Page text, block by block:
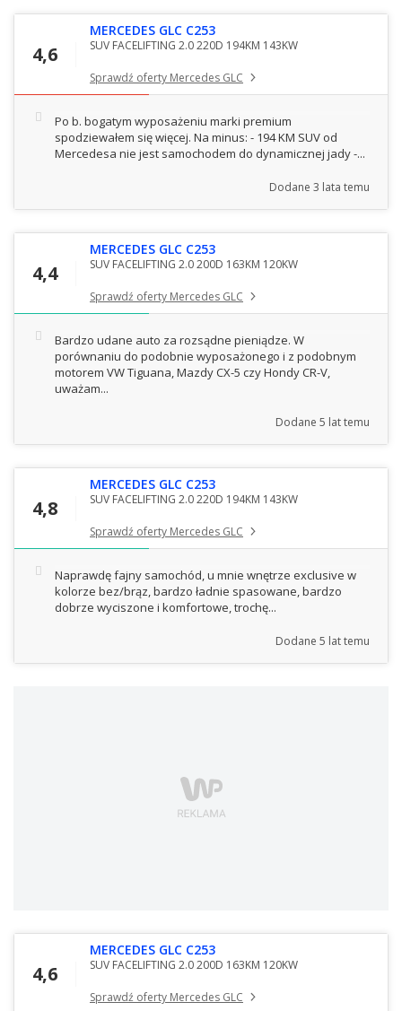
4,6
MERCEDES GLC C253
SUV FACELIFTING 2.0 220D 194KM 143KW
Sprawdź oferty Mercedes GLC
Po b. bogatym wyposażeniu marki premium
spodziewałem się więcej. Na minus: - 194 KM SUV od
Mercedesa nie jest samochodem do dynamicznej jady -...
Dodane 3 lata temu
4,4
MERCEDES GLC C253
SUV FACELIFTING 2.0 200D 163KM 120KW
Sprawdź oferty Mercedes GLC
Bardzo udane auto za rozsądne pieniądze. W
porównaniu do podobnie wyposażonego i z podobnym
motorem VW Tiguana, Mazdy CX-5 czy Hondy CR-V,
uważam...
Dodane 5 lat temu
4,8
MERCEDES GLC C253
SUV FACELIFTING 2.0 220D 194KM 143KW
Sprawdź oferty Mercedes GLC
Naprawdę fajny samochód, u mnie wnętrze exclusive w
kolorze bez/brąz, bardzo ładnie spasowane, bardzo
dobrze wyciszone i komfortowe, trochę...
Dodane 5 lat temu
4,6
MERCEDES GLC C253
SUV FACELIFTING 2.0 200D 163KM 120KW
Sprawdź oferty Mercedes GLC